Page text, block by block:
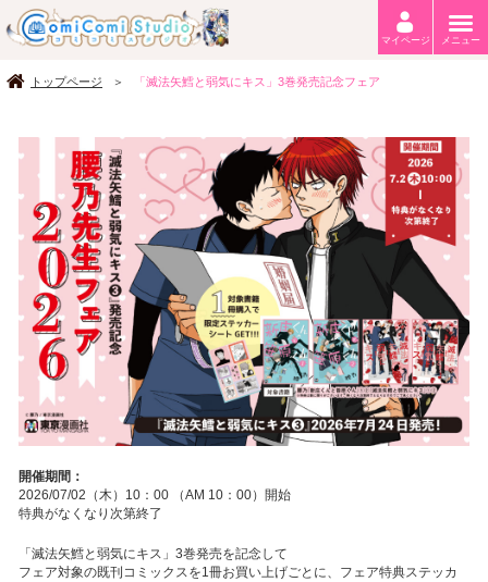
トップページ 「滅法矢鱈と弱気にキス」3巻発売記念フェア
開催期間：
2026/07/02（木）10：00 （AM 10：00）開始
特典がなくなり次第終了
「滅法矢鱈と弱気にキス」3巻発売を記念して
フェア対象の既刊コミックスを1冊お買い上げごとに、フェア特典ステッカ
マイページ メニュー